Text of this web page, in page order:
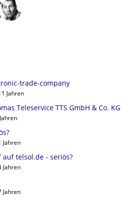
trade-company
Jahren
Teleservice TTS GmbH & Co. KG
Jahren
auf telsol.de - seriös?
Jahren
Jahren